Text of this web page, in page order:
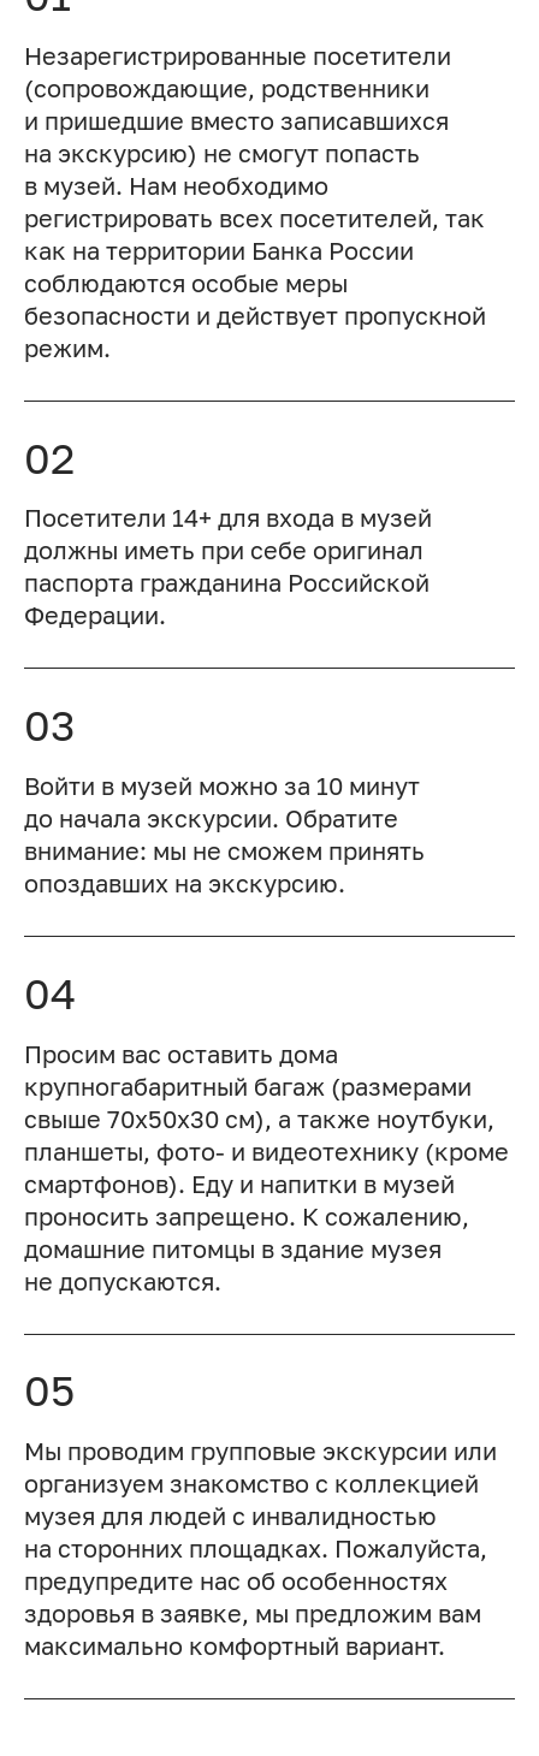
Незарегистрированные посетители
(сопровождающие, родственники
и пришедшие вместо записавшихся
на экскурсию) не смогут попасть
в музей. Нам необходимо
регистрировать всех посетителей, так
как на территории Банка России
соблюдаются особые меры
безопасности и действует пропускной
режим.
02
Посетители 14+ для входа в музей
должны иметь при себе оригинал
паспорта гражданина Российской
Федерации.
03
Войти в музей можно за 10 минут
до начала экскурсии. Обратите
внимание: мы не сможем принять
опоздавших на экскурсию.
04
Просим вас оставить дома
крупногабаритный багаж (размерами
свыше 70x50x30 см), а также ноутбуки,
планшеты, фото- и видеотехнику (кроме
смартфонов). Еду и напитки в музей
проносить запрещено. К сожалению,
домашние питомцы в здание музея
не допускаются.
05
Мы проводим групповые экскурсии или
организуем знакомство с коллекцией
музея для людей с инвалидностью
на сторонних площадках. Пожалуйста,
предупредите нас об особенностях
здоровья в заявке, мы предложим вам
максимально комфортный вариант.